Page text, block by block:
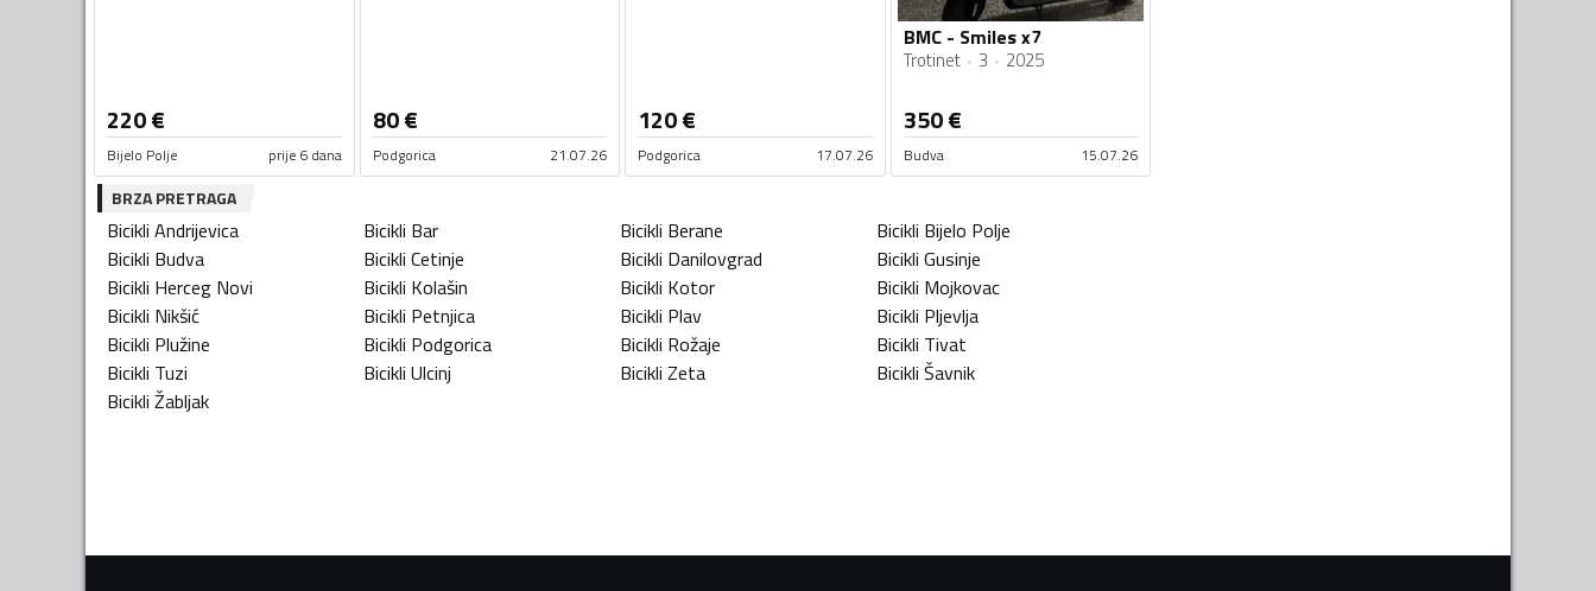
220€
Bijelo Polje prije 6 dana
80€
Podgorica 21.07.26
120€
Podgorica 17.07.26
BMC - Smiles x7
Trotinet 3 2025
350€
Budva 15.07.26
BRZA PRETRAGA
Bicikli Andrijevica Bicikli Bar Bicikli Berane Bicikli Bijelo Polje
Bicikli Budva Bicikli Cetinje Bicikli Danilovgrad Bicikli Gusinje
Bicikli Herceg Novi Bicikli Kolašin Bicikli Kotor Bicikli Mojkovac
Bicikli Nikšić Bicikli Petnjica Bicikli Plav Bicikli Pljevlja
Bicikli Plužine Bicikli Podgorica Bicikli Rožaje Bicikli Tivat
Bicikli Tuzi Bicikli Ulcinj Bicikli Zeta Bicikli Šavnik
Bicikli Žabljak